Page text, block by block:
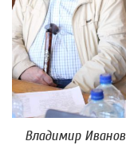
Владимир